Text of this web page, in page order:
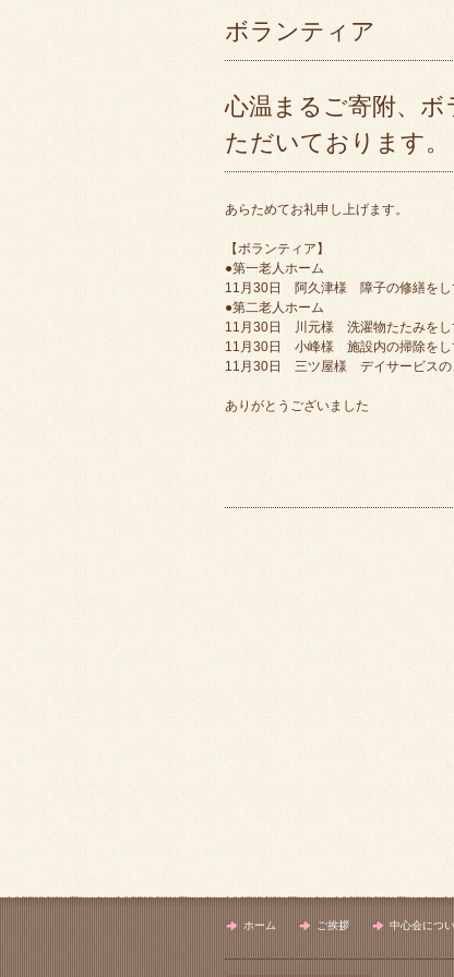
ボランティア
心温まるご寄附、
ただいております。
あらためてお礼申し上げます。
【ボランティア】
●第一老人ホーム
11月30日 阿久津様 障子の修繕をし
●第二老人ホーム
11月30日 川元様 洗濯物たたみをし
11月30日 小峰様 施設内の掃除をし
11月30日 三ツ屋様 デイサービスの
ありがとうございました
ホーム ご挨拶 中心会につ